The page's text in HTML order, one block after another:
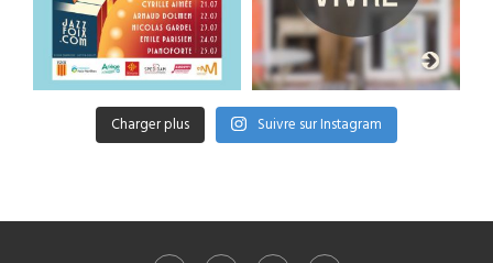
Charger plus Suivre sur Instagram